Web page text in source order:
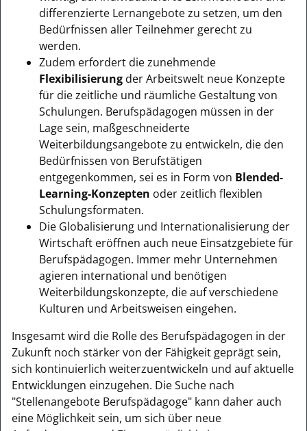
differenzierte Lernangebote zu setzen, um den
Bedürfnissen aller Teilnehmer gerecht zu
werden.
Zudem erfordert die zunehmende
Flexibilisierung der Arbeitswelt neue Konzepte
für die zeitliche und räumliche Gestaltung von
Schulungen. Berufspädagogen müssen in der
Lage sein, maßgeschneiderte
Weiterbildungsangebote zu entwickeln, die den
Bedürfnissen von Berufstätigen
entgegenkommen, sei es in Form von Blended-
Learning-Konzepten oder zeitlich flexiblen
Schulungsformaten.
Die Globalisierung und Internationalisierung der
Wirtschaft eröffnen auch neue Einsatzgebiete für
Berufspädagogen. Immer mehr Unternehmen
agieren international und benötigen
Weiterbildungskonzepte, die auf verschiedene
Kulturen und Arbeitsweisen eingehen.
Insgesamt wird die Rolle des Berufspädagogen in der
Zukunft noch stärker von der Fähigkeit geprägt sein,
sich kontinuierlich weiterzuentwickeln und auf aktuelle
Entwicklungen einzugehen. Die Suche nach
"Stellenangebote Berufspädagoge" kann daher auch
eine Möglichkeit sein, um sich über neue